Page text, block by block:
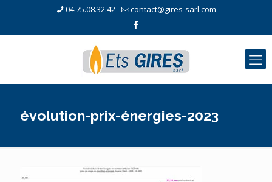
04.75.08.32.42 contact@gires-sarl.com
évolution-prix-énergies-2023